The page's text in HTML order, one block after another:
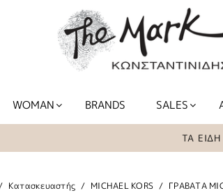
WOMAN BRANDS SALES
ΤΑ ΕΙΔΗ
Κατασκευαστής MICHAEL KORS ΓΡΑΒΑΤΑ